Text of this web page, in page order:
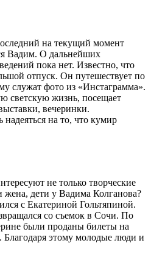
на текущий момент
Вадим. О дальнейших
пока нет. Известно, что
отпуск. Он путешествует по
служат фото из «Инстаграмма».
светскую жизнь, посещает
вечеринки.
на то, что кумир
не только творческие
жена, дети у Вадима Колганова?
с Екатериной Гольтяпиной.
со съемок в Сочи. По
были проданы билеты на
Благодаря этому молодые люди и